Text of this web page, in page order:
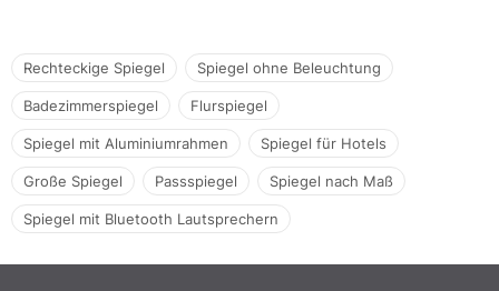
Rechteckige Spiegel Spiegel ohne Beleuchtung
Badezimmerspiegel Flurspiegel
Spiegel mit Aluminiumrahmen Spiegel für Hotels
Große Spiegel Passspiegel Spiegel nach Maß
Spiegel mit Bluetooth Lautsprechern